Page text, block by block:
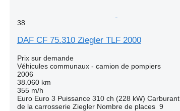
38
DAF CF 75.310 Ziegler TLF 2000
Prix sur demande
Véhicules communaux - camion de pompiers
2006
38.060 km
355 m/h
Euro Euro 3 Puissance 310 ch (228 kW) Carburant
de la carrosserie Ziegler Nombre de places 9